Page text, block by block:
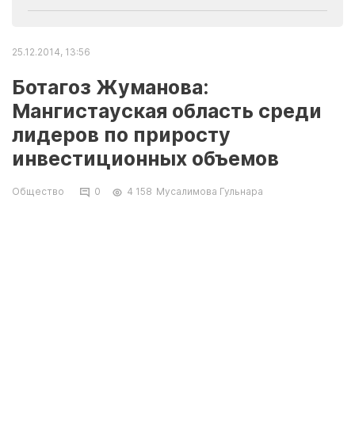
25.12.2014, 13:56
Ботагоз Жуманова:
Мангистауская область среди
лидеров по приросту
инвестиционных объемов
Общество 0 4 158 Мусалимова Гульнара